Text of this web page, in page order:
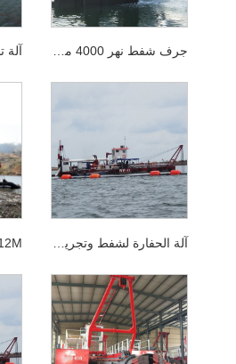
جرف شفط نهر 4000 متر مكعب مع رأس القاطع للميناء Desilting
آلة الحفارة لشفط وتجريف رمل النهر